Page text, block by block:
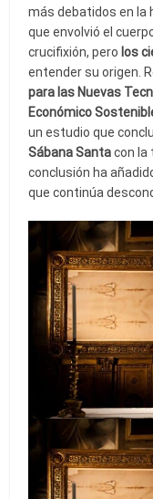
más debatidos en la
que envolvió el
crucifixión, pero los
entender su origen.
para las Nuevas
Económico
un estudio que
Sábana Santacon la
conclusión ha
que continúa